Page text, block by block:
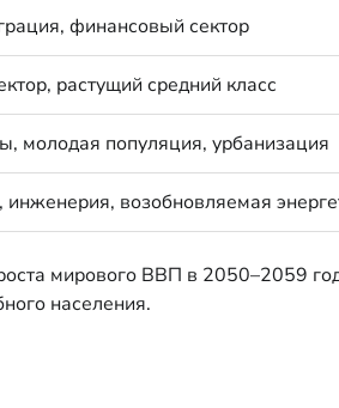
финансовый сектор
растущий средний класс
молодая популяция, урбанизация
возобновляемая
мирового ВВП в 2050–2059
населения.